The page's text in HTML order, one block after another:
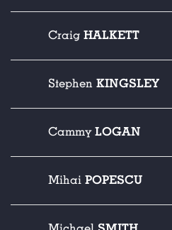
Craig HALKETT
Stephen KINGSLEY
Cammy LOGAN
Mihai POPESCU